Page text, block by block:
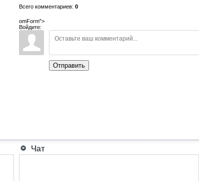
Всего комментариев: 0
omForm">
Войдите:
Отправить
Чат